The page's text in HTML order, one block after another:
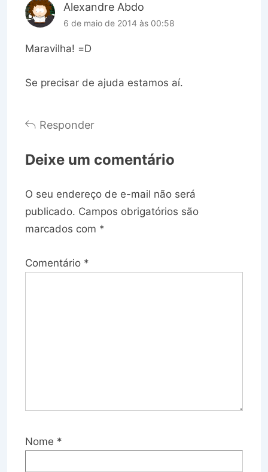
Alexandre Abdo
6 de maio de 2014 às 00:58
Maravilha! =D
Se precisar de ajuda estamos aí.
Responder
Deixe um comentário
O seu endereço de e-mail não será
publicado. Campos obrigatórios são
marcados com *
Comentário *
Nome *